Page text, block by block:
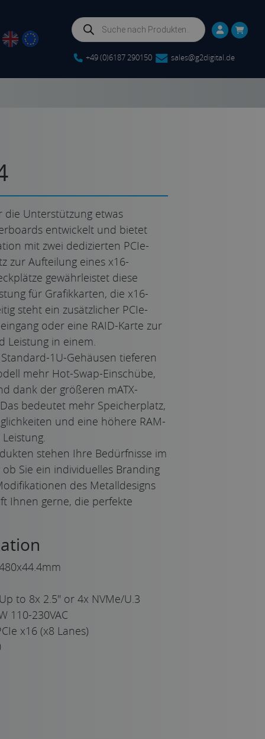
Products
search
+49 (0)6187 290150 sales@g2digital.de
die Unterstützung etwas
entwickelt und bietet
mit zwei dedizierten PCIe-
zur Aufteilung eines x16-
gewährleistet diese
für Grafikkarten, die x16-
steht ein zusätzlicher PCIe-
oder eine RAID-Karte zur
Leistung in einem.
1U-Gehäusen tieferen
mehr Hot-Swap-Einschübe,
dank der größeren mATX-
bedeutet mehr Speicherplatz,
und eine höhere RAM-
stehen Ihre Bedürfnisse im
Sie ein individuelles Branding
des Metalldesigns
Ihnen gerne, die perfekte
Up to 8x 2.5" or 4x NVMe/U.3
110-230VAC
x16 (x8 Lanes)